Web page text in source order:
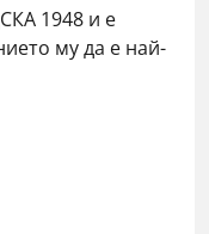
1948 и е
му да е най-